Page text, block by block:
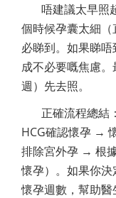
唔建議太早照
個時候孕囊太細
必睇到。如果睇
成不必要嘅焦慮
週）先去照。
正確流程總結
HCG確認懷孕 →
排除宮外孕 → 根
懷孕）。如果你
懷孕週數，幫助醫